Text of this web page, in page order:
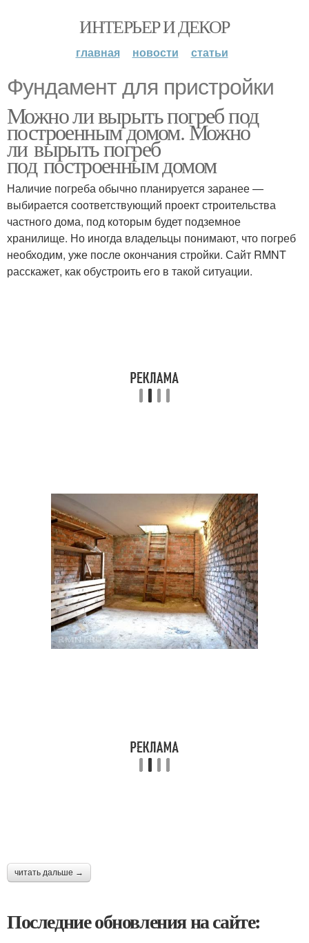
ИНТЕРЬЕР И ДЕКОР
главная новости статьи
Фундамент для пристройки
Можно ли вырыть погреб под
построенным домом. Можно
ли вырыть погреб
под построенным домом
Наличие погреба обычно планируется заранее —
выбирается соответствующий проект строительства
частного дома, под которым будет подземное
хранилище. Но иногда владельцы понимают, что погреб
необходим, уже после окончания стройки. Сайт RMNT
расскажет, как обустроить его в такой ситуации.
читать дальше →
Последние обновления на сайте: